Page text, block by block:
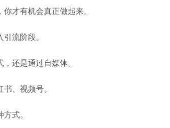
才有机会真正做起来。
流阶段。
还是通过自媒体。
、视频号。
式。